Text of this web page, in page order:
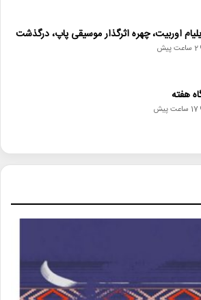
اوربیت، چهره اثرگذار موسیقی پاپ، درگذشت
2 ساعت پیش
هفته
17 ساعت پیش